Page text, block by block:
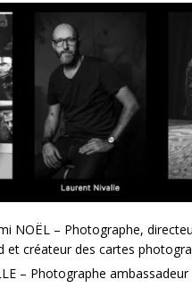
NOËL – Photographe,
et créateur des cartes
– Photographe